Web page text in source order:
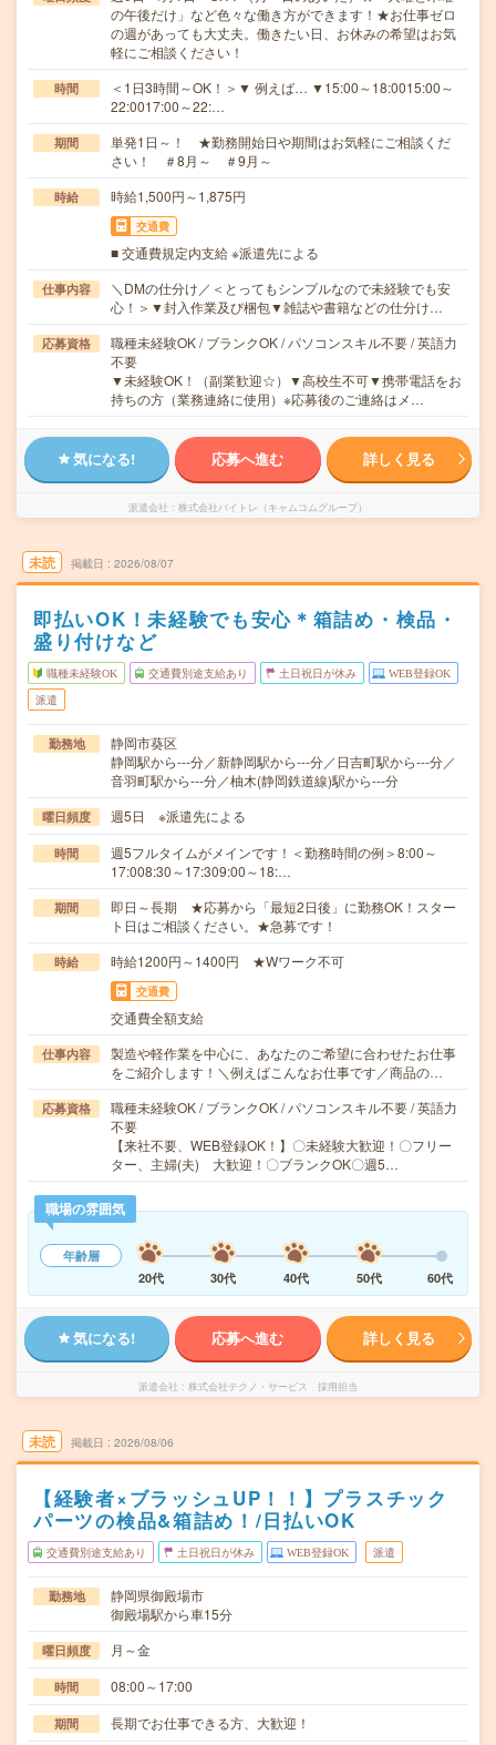
の午後だけ」など色々な働き方ができます！★お仕事ゼロ
の週があっても大丈夫。働きたい日、お休みの希望はお気
軽にご相談ください！
時間
＜1日3時間～OK！＞▼ 例えば… ▼15:00～18:0015:00～
22:0017:00～22:…
期間
単発1日～！ ★勤務開始日や期間はお気軽にご相談くだ
さい！ ＃8月～ ＃9月～
時給 時給1,500円～1,875円
交通費
■ 交通費規定内支給 ※派遣先による
仕事内容
＼DMの仕分け／＜とってもシンプルなので未経験でも安
心！＞▼封入作業及び梱包▼雑誌や書籍などの仕分け…
応募資格
職種未経験OK / ブランクOK / パソコンスキル不要 / 英語力
不要
▼未経験OK！（副業歓迎☆）▼高校生不可▼携帯電話をお
持ちの方（業務連絡に使用）※応募後のご連絡はメ…
気になる! 応募へ進む 詳しく見る
派遣会社 株式会社バイトレ（キャムコムグループ）
未読 掲載日 2026/08/07
即払いOK！未経験でも安心＊箱詰め・検品・
盛り付けなど
職種未経験OK 交通費別途支給あり 土日祝日が休み WEB登録OK
派遣
勤務地
静岡市葵区
静岡駅から---分／新静岡駅から---分／日吉町駅から---分／
音羽町駅から---分／柚木(静岡鉄道線)駅から---分
曜日頻度 週5日 ※派遣先による
時間
週5フルタイムがメインです！＜勤務時間の例＞8:00～
17:008:30～17:309:00～18:…
期間
即日～長期 ★応募から「最短2日後」に勤務OK！スター
ト日はご相談ください。★急募です！
時給 時給1200円～1400円 ★Wワーク不可
交通費
交通費全額支給
仕事内容
製造や軽作業を中心に、あなたのご希望に合わせたお仕事
をご紹介します！＼例えばこんなお仕事です／商品の…
応募資格
職種未経験OK / ブランクOK / パソコンスキル不要 / 英語力
不要
【来社不要、WEB登録OK！】〇未経験大歓迎！〇フリー
ター、主婦(夫) 大歓迎！〇ブランクOK〇週5…
職場の雰囲気
年齢層
20代
30代 40代 50代 60代
気になる! 応募へ進む 詳しく見る
派遣会社 株式会社テクノ・サービス 採用担当
未読 掲載日 2026/08/06
【経験者×ブラッシュUP！！】プラスチック
パーツの検品&箱詰め！/日払いOK
交通費別途支給あり 土日祝日が休み WEB登録OK 派遣
勤務地
静岡県御殿場市
御殿場駅から車15分
曜日頻度 月～金
時間 08:00～17:00
期間 長期でお仕事できる方、大歓迎！